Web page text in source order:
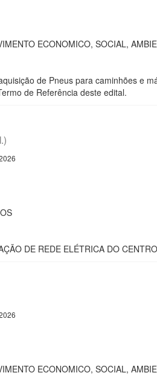
ECONOMICO, SOCIAL,
de Pneus para caminhões e
de Referência deste edital.
DE REDE ELÉTRICA DO
ECONOMICO, SOCIAL,